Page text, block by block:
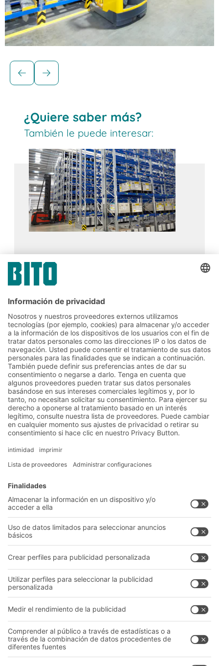
Soluciones para cargas paletizadas
Los sistemas de almacenamiento dinámico de
palets son ideales para productos de rápido
movimiento. Las cantidades de reposición
suficientes garantizan una disponibilidad
constante del producto. Todos los artículos
tienen acceso directo en la zona de picking. La
carga y la retirada se realizan en pasillos
separados, lo que garantiza procesos de
almacenamiento organizados, ya que cada
carril está dedicado a una única línea de
¿Quiere saber más?
También le puede interesar:
Siemens
alcanzar sus objetivos
Soluciones
Soluciones intralogísticas
Cajas y contenedores
Sistemas de transporte
Nuestros servicios
Asesoramiento y servicio
Catálogo General
Documentos para descargar
Formulario de contacto
Empresa
Quiénes somos
Nuestra red global
Centros de producción
Follow us
ABIT OF